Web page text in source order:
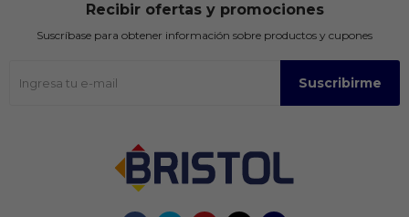
Recibir ofertas y promociones
Suscríbase para obtener información sobre productos y cupones
Suscribirme